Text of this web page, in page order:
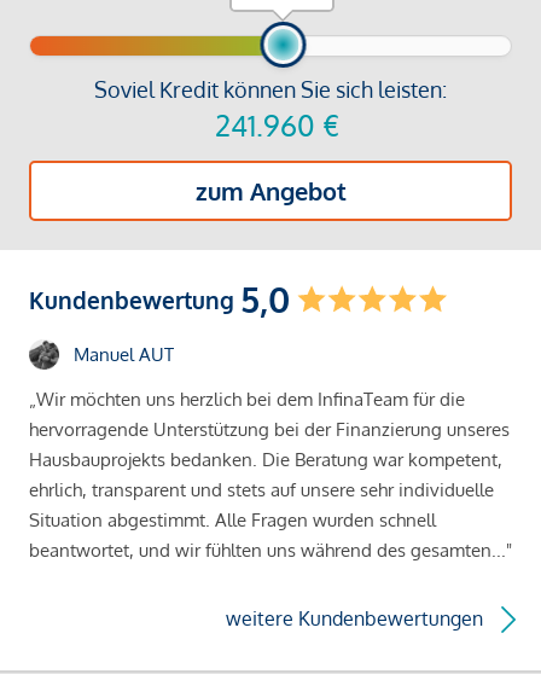
Soviel Kredit können Sie sich leisten:
241.960 €
zum Angebot
Kundenbewertung 5,0
Manuel AUT
„Wir möchten uns herzlich bei dem InfinaTeam für die
hervorragende Unterstützung bei der Finanzierung unseres
Hausbauprojekts bedanken. Die Beratung war kompetent,
ehrlich, transparent und stets auf unsere sehr individuelle
Situation abgestimmt. Alle Fragen wurden schnell
beantwortet, und wir fühlten uns während des gesamten..."
weitere Kundenbewertungen